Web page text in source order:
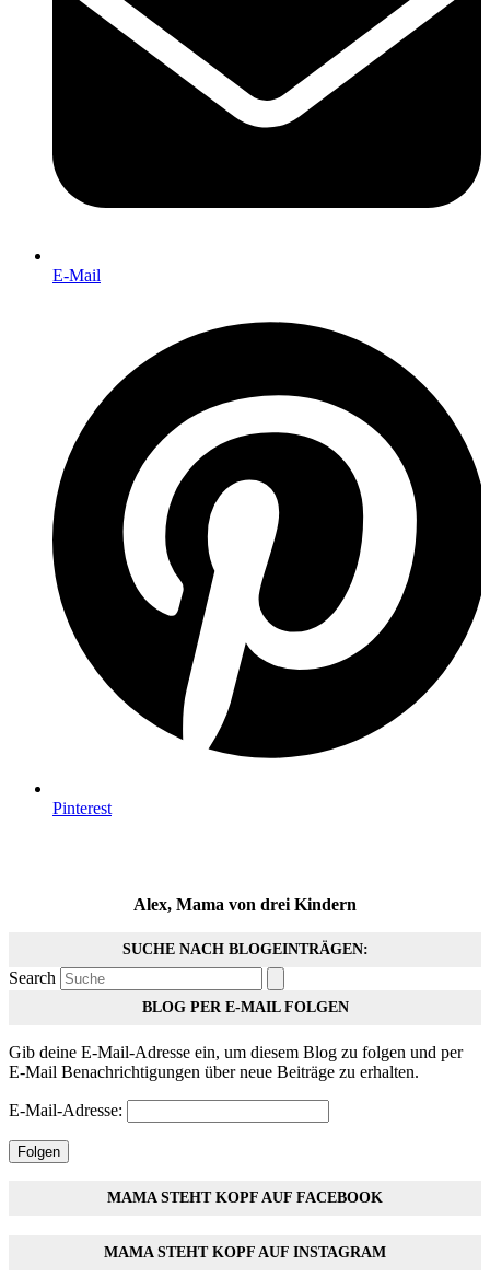
E-Mail
Pinterest
Alex, Mama von drei Kindern
SUCHE NACH BLOGEINTRÄGEN:
Search
BLOG PER E-MAIL FOLGEN
Gib deine E-Mail-Adresse ein, um diesem Blog zu folgen und per
E-Mail Benachrichtigungen über neue Beiträge zu erhalten.
E-Mail-Adresse:
Folgen
MAMA STEHT KOPF AUF FACEBOOK
MAMA STEHT KOPF AUF INSTAGRAM